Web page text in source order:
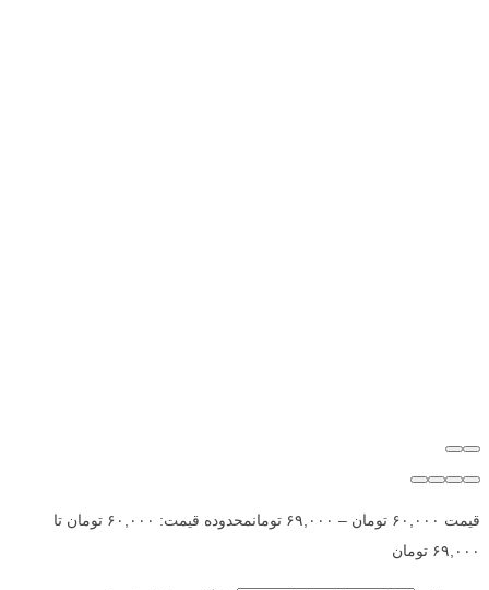
قیمت ۶۰,۰۰۰ تومان – ۶۹,۰۰۰ تومان
محدوده قیمت: ۶۰,۰۰۰ تومان تا
۶۹,۰۰۰ تومان